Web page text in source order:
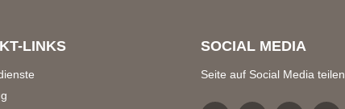
LINKS SOCIAL MEDIA
Seite auf Social Media teilen